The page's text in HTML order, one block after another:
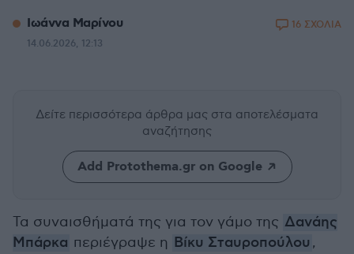
Ιωάννα Μαρίνου
14.06.2026, 12:13
16 ΣΧΟΛΙΑ
Δείτε περισσότερα άρθρα μας στα αποτελέσματα
αναζήτησης
Add Protothema.gr on Google
Τα συναισθήματά της για τον γάμο της Δανάης
Μπάρκα περιέγραψε η Βίκυ Σταυροπούλου ,